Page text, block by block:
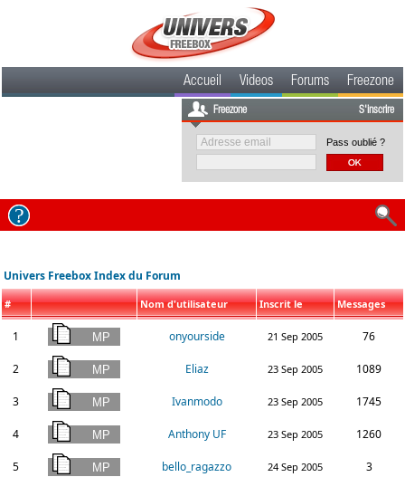
Accueil Videos Forums Freezone
Freezone S'inscrire
Pass oublié ?
Univers Freebox Index du Forum
# Nom d'utilisateur Inscrit le Messages
1 onyourside 21 Sep 2005 76
2 Eliaz 23 Sep 2005 1089
3 Ivanmodo 23 Sep 2005 1745
4 Anthony UF 23 Sep 2005 1260
5 bello_ragazzo 24 Sep 2005 3